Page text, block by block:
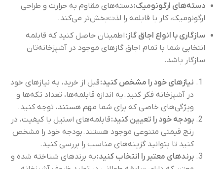
دسته‌های ارگونومیک:دسته‌های مقاوم به حرارت و طراحی
ارگونومیک، کار با قابلمه را لذت‌بخش‌تر می‌کند.
سازگاری با انواع اجاق گاز:اطمینان حاصل کنید که قابلمه
انتخابی شما با تمام اجاق گازهای موجود در آشپزخانه‌تان
سازگار باشد.
نیازهای خود را مشخص کنید:قبل از خرید، به نیازهای خود
در آشپزخانه فکر کنید. به اندازه قابلمه‌ها، تعداد تکه‌ها و
ویژگی‌های خاصی که برای شما مهم هستند، توجه کنید.
بودجه خود را تعیین کنید:قابلمه‌های استیل با کیفیت، در
رنج قیمتی متنوعی موجود هستند. بودجه خود را مشخص
کنید تا بتوانید گزینه‌های مناسب را بررسی کنید.
برندهای معتبر را انتخاب کنید:به برندهای شناخته شده و